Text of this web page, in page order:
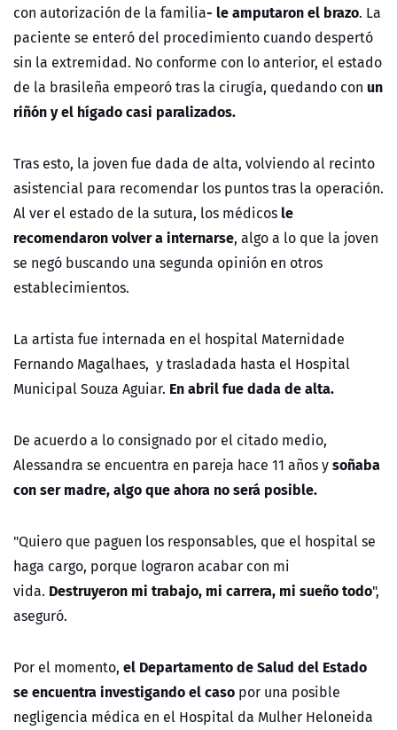
con autorización de la familia- le amputaron el brazo. La
paciente se enteró del procedimiento cuando despertó
sin la extremidad. No conforme con lo anterior, el estado
de la brasileña empeoró tras la cirugía, quedando con un
riñón y el hígado casi paralizados.
Tras esto, la joven fue dada de alta, volviendo al recinto
asistencial para recomendar los puntos tras la operación.
Al ver el estado de la sutura, los médicos le
recomendaron volver a internarse, algo a lo que la joven
se negó buscando una segunda opinión en otros
establecimientos.
La artista fue internada en el hospital Maternidade
Fernando Magalhaes, y trasladada hasta el Hospital
Municipal Souza Aguiar. En abril fue dada de alta.
De acuerdo a lo consignado por el citado medio,
Alessandra se encuentra en pareja hace 11 años ysoñaba
con ser madre, algo que ahora no será posible.
"Quiero que paguen los responsables, que el hospital se
haga cargo, porque lograron acabar con mi
vida. Destruyeron mi trabajo, mi carrera, mi sueño todo",
aseguró.
Por el momento, el Departamento de Salud del Estado
se encuentra investigando el caso por una posible
negligencia médica en el Hospital da Mulher Heloneida